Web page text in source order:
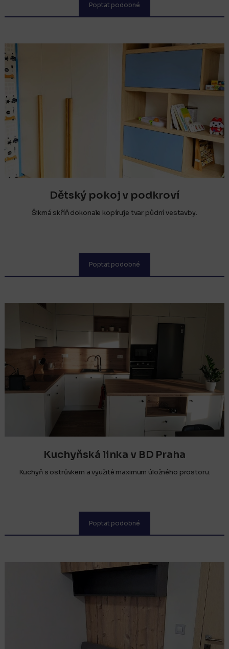
Poptat podobné
Dětský pokoj v podkroví
Šikmá skříň dokonale kopíruje tvar půdní vestavby.
Poptat podobné
Kuchyňská linka v BD Praha
Kuchyň s ostrůvkem a využité maximum úložného prostoru.
Poptat podobné